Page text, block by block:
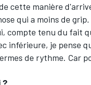
cette manière
qui a moins de
compte tenu du fait
inférieure, je pense
de rythme. Car